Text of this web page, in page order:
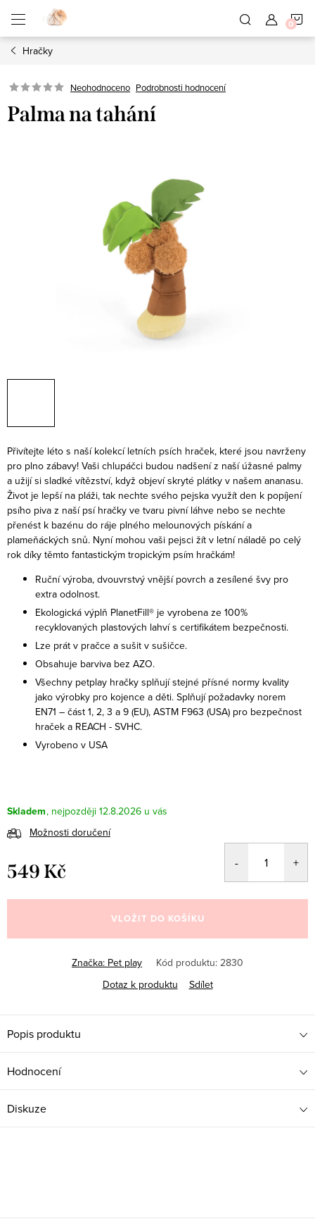
obsah
Hračky
Neohodnoceno Podrobnosti hodnocení
Palma na tahání
Přivítejte léto s naší kolekcí letních psích hraček, které jsou navrženy
pro plno zábavy! Vaši chlupáčci budou nadšení z naší úžasné palmy
a užijí si sladké vítězství, když objeví skryté plátky v našem ananasu.
Život je lepší na pláži, tak nechte svého pejska využít den k popíjení
psího piva z naší psí hračky ve tvaru pivní láhve nebo se nechte
přenést k bazénu do ráje plného melounových pískání a
plameňáckých snů. Nyní mohou vaši pejsci žít v letní náladě po celý
rok díky těmto fantastickým tropickým psím hračkám!
Ruční výroba, dvouvrstvý vnější povrch a zesílené švy pro
extra odolnost.
Ekologická výplň PlanetFill® je vyrobena ze 100%
recyklovaných plastových lahví s certifikátem bezpečnosti.
Lze prát v pračce a sušit v sušičce.
Obsahuje barviva bez AZO.
Všechny petplay hračky splňují stejné přísné normy kvality
jako výrobky pro kojence a děti. Splňují požadavky norem
EN71 – část 1, 2, 3 a 9 (EU), ASTM F963 (USA) pro bezpečnost
hraček a REACH - SVHC.
Vyrobeno v USA
Skladem
12.8.2026
Možnosti doručení
549 Kč
cena:
VLOŽIT DO KOŠÍKU
Značka: Pet play Kód produktu: 2830
Dotaz k produktu
Sdílet
Popis produktu
Hodnocení
Diskuze